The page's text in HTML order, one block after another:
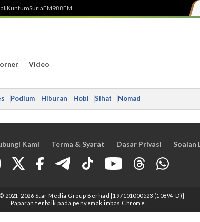
KuntumSuriaFM988FM
Video
Podium Hiburan Hobi Sihat Nomad
Kami Terma & Syarat Dasar Privasi Soalan
2021 -2026 Star Media Group Berhad [197101000523 (10894-D)]
Paparan terbaik pada penyemak imbas Chrome.